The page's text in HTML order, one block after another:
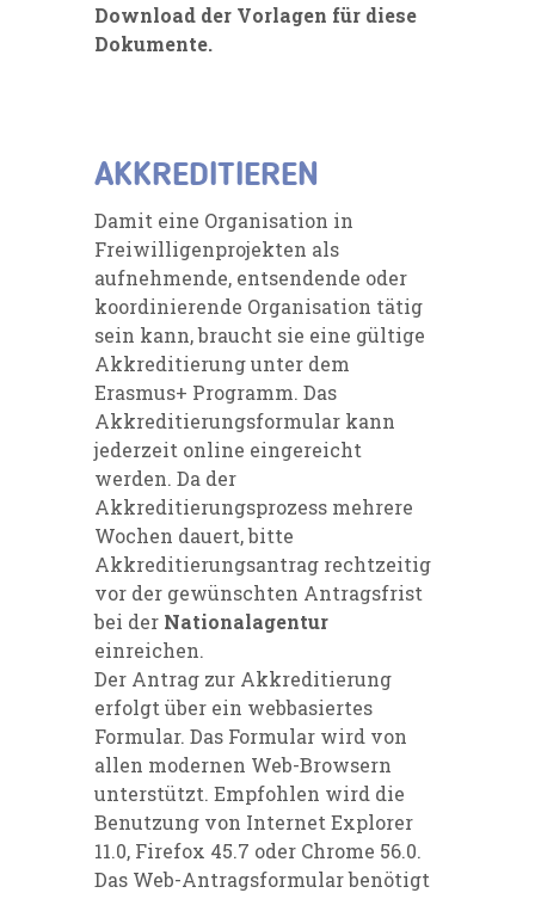
Download der Vorlagen für diese
Dokumente.
AKKREDITIEREN
Damit eine Organisation in
Freiwilligenprojekten als
aufnehmende, entsendende oder
koordinierende Organisation tätig
sein kann, braucht sie eine gültige
Akkreditierung unter dem
Erasmus+ Programm. Das
Akkreditierungsformular kann
jederzeit online eingereicht
werden. Da der
Akkreditierungsprozess mehrere
Wochen dauert, bitte
Akkreditierungsantrag rechtzeitig
vor der gewünschten Antragsfrist
bei der Nationalagentur
einreichen.
Der Antrag zur Akkreditierung
erfolgt über ein webbasiertes
Formular. Das Formular wird von
allen modernen Web-Browsern
unterstützt. Empfohlen wird die
Benutzung von Internet Explorer
11.0, Firefox 45.7 oder Chrome 56.0.
Das Web-Antragsformular benötigt